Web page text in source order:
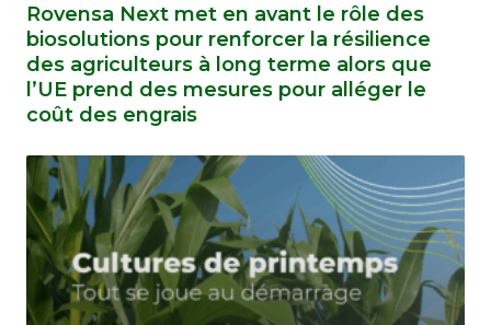
Rovensa Next met en avant le rôle des
biosolutions pour renforcer la résilience
des agriculteurs à long terme alors que
l’UE prend des mesures pour alléger le
coût des engrais